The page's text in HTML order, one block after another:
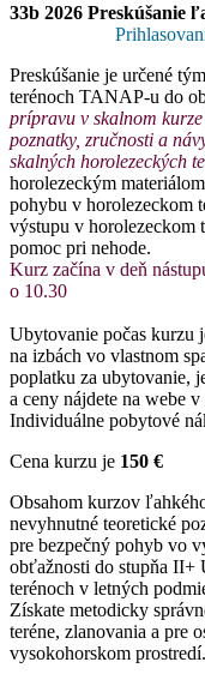
33b 2026
Preskúšanie je určené
terénoch TANAP-u do
prípravu v skalnom
poznatky, zručnosti a
skalných horolezeckých
horolezeckým
pohybu v horolezeckom
výstupu v horolezeckom
pomoc pri nehode.
Kurz začína v deň
o 10.30
Ubytovanie počas kurzu
na izbách vo vlastnom
poplatku za ubytovanie,
a ceny nájdete na webe
Individuálne pobytové
Cena kurzu je 150 €
Obsahom kurzov
nevyhnutné teoretické
pre bezpečný pohyb vo
obťažnosti do stupňa
terénoch v letných
Získate metodicky
teréne, zlanovania a pre
vysokohorskom prostredí.